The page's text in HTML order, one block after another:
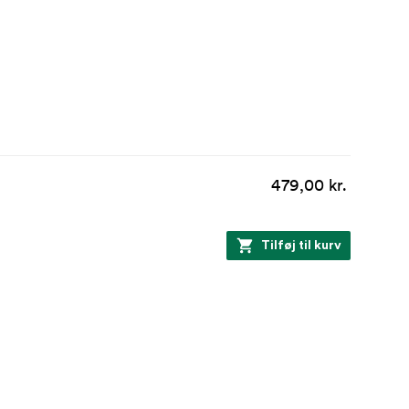
479,00 kr.
Tilføj til kurv